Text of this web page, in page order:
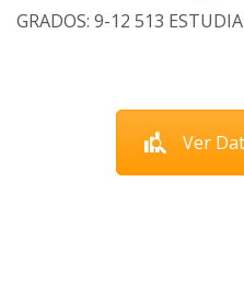
GRADOS: 9-12 513
Ver